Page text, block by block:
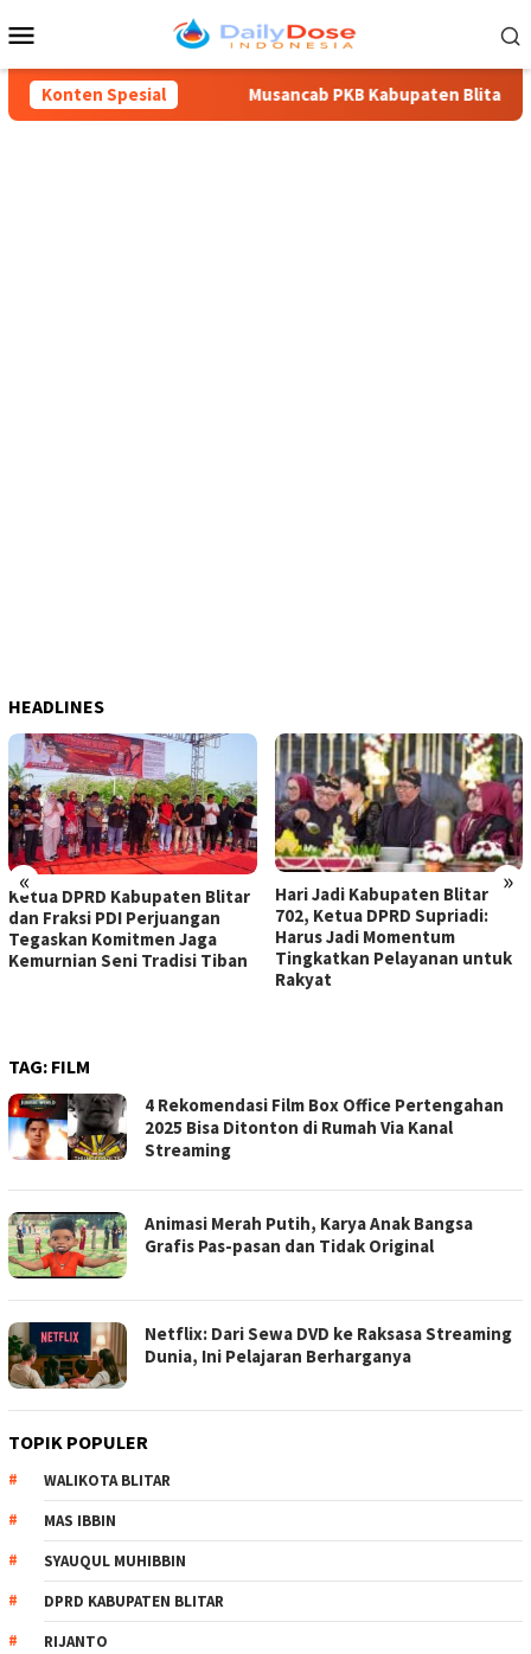
ke
Mobile
Konten Spesial
Blitar ke-702 Musancab PKB Kabupaten Blitar Jadi
HEADLINES
« »
Blitar
Jaga
Tradisi Tiban
Hari Jadi Kabupaten Blitar
702, Ketua DPRD Supriadi:
Harus Jadi Momentum
Tingkatkan Pelayanan untuk
Hendik Budi
Jadi Anggota
Kabupaten
Ingatkan
TAG: FILM
4 Rekomendasi Film Box Office Pertengahan
2025 Bisa Ditonton di Rumah Via Kanal
Streaming
Animasi Merah Putih, Karya Anak Bangsa
Grafis Pas-pasan dan Tidak Original
Netflix: Dari Sewa DVD ke Raksasa Streaming
Dunia, Ini Pelajaran Berharganya
TOPIK POPULER
WALIKOTA BLITAR
MAS IBBIN
SYAUQUL MUHIBBIN
DPRD KABUPATEN BLITAR
RIJANTO